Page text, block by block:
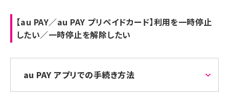
UQ mobile
データチャージサイト
【au PAY／au PAY プリペイドカード】利用を一時停止
したい／一時停止を解除したい
au PAY アプリでの手続き方法